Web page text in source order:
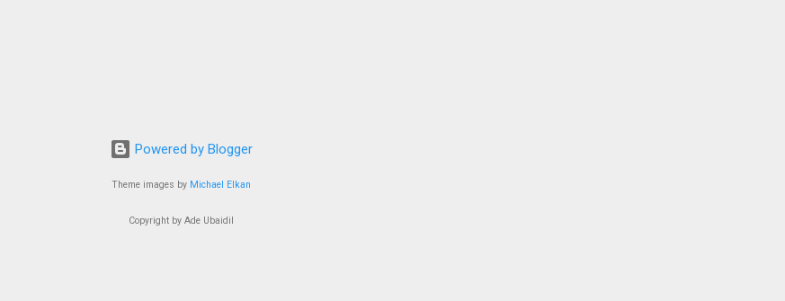
Powered by Blogger
Theme images by Michael Elkan
Copyright by Ade Ubaidil